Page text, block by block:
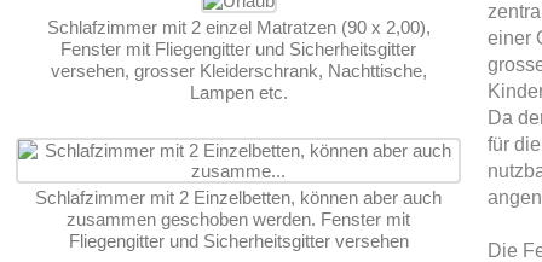
Schlafzimmer mit 2 einzel Matratzen (90 x 2,00),
Fenster mit Fliegengitter und Sicherheitsgitter
versehen, grosser Kleiderschrank, Nachttische,
Lampen etc.
Schlafzimmer mit 2 Einzelbetten, können aber auch
zusammen geschoben werden. Fenster mit
Fliegengitter und Sicherheitsgitter versehen
einer
Da
für
Die